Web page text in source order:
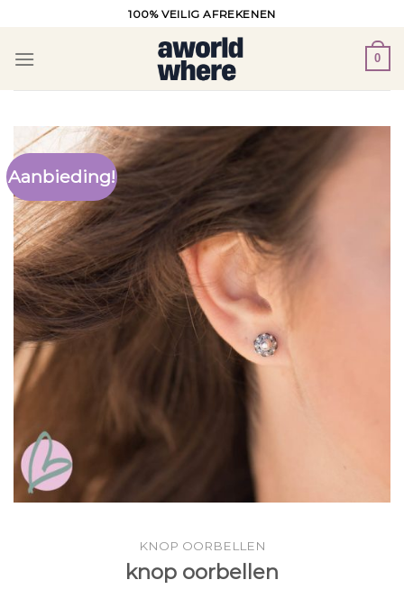
inhoud
100% VEILIG AFREKENEN
0
Aanbieding!
KNOP OORBELLEN
knop oorbellen